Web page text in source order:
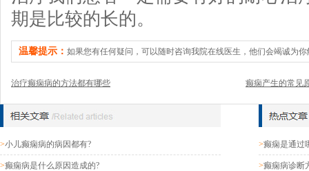
期是比较的长的。
温馨提示： 如果您有任何疑问，可以随时咨询我院在线医生，他们会竭诚为你
治疗癫痫病的方法都有哪些 癫痫产生的常见
>小儿癫痫病的病因都有?
>癫痫病是什么原因造成的?
>癫痫是通过
>癫痫病诊断